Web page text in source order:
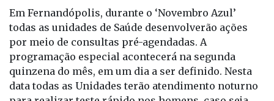
vigor em todo país.
Em Fernandópolis, durante o ‘Novembro Azul’
todas as unidades de Saúde desenvolverão ações
por meio de consultas pré-agendadas. A
programação especial acontecerá na segunda